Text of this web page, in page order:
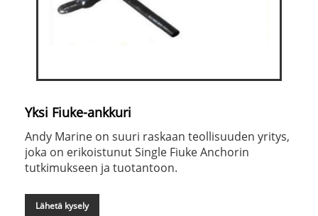
Yksi Fiuke-ankkuri
Andy Marine on suuri raskaan teollisuuden yritys,
joka on erikoistunut Single Fiuke Anchorin
tutkimukseen ja tuotantoon.
Lähetä kysely